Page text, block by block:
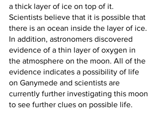
a thick layer of ice on top of it.
Scientists believe that it is possible that
there is an ocean inside the layer of ice.
In addition, astronomers discovered
evidence of a thin layer of oxygen in
the atmosphere on the moon. All of the
evidence indicates a possibility of life
on Ganymede and scientists are
currently further investigating this moon
to see further clues on possible life.